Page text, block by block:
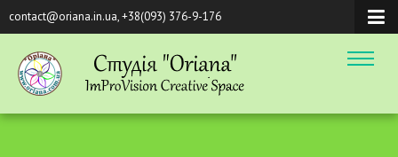
contact@oriana.in.ua, +38(093) 376-9-176